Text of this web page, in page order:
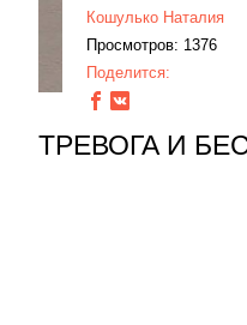
Кошулько Наталия
Просмотров: 1376
Поделится:
ТРЕВОГА И